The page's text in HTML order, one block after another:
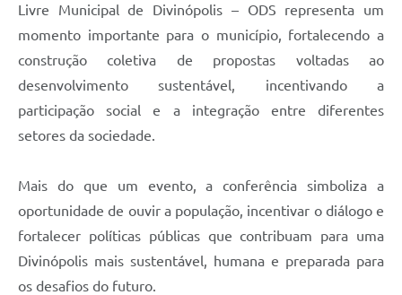
Livre Municipal de Divinópolis – ODS representa um
momento importante para o município, fortalecendo a
construção coletiva de propostas voltadas ao
desenvolvimento sustentável, incentivando a
participação social e a integração entre diferentes
setores da sociedade.
Mais do que um evento, a conferência simboliza a
oportunidade de ouvir a população, incentivar o diálogo e
fortalecer políticas públicas que contribuam para uma
Divinópolis mais sustentável, humana e preparada para
os desafios do futuro.